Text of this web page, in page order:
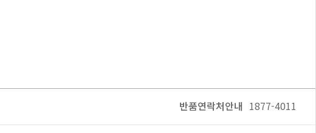
반품연락처안내 1877-4011